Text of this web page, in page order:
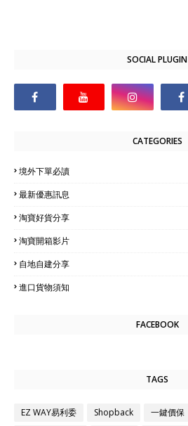
SOCIAL PLUGIN
CATEGORIES
境外下單必讀
最新優惠訊息
淘寶好貨分享
淘寶開箱影片
自地自建分享
進口貨物須知
FACEBOOK
TAGS
EZ WAY易利委 Shopback 一鍵價保